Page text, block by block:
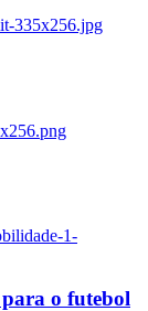
335x256.jpg
1-
o futebol